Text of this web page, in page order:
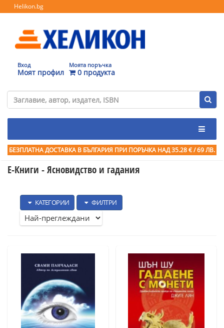
Helikon.bg
Вход
Моят профил
Моята поръчка
0 продукта
БЕЗПЛАТНА ДОСТАВКА В БЪЛГАРИЯ ПРИ ПОРЪЧКА НАД 35.28 € / 69 ЛВ.
Е-Книги - Ясновидство и гадания
КАТЕГОРИИ ФИЛТРИ